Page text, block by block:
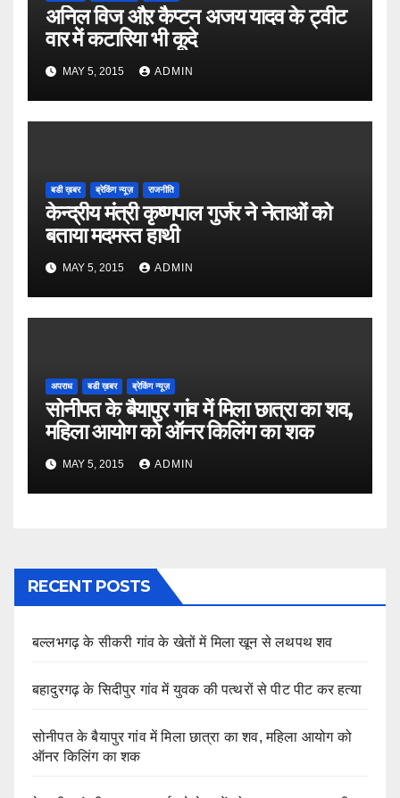
अनिल विज औऱ कैप्टन अजय यादव के ट्वीट
वार में कटारिया भी कूदे
MAY 5, 2015 ADMIN
बडी ख़बर ब्रेकिंग न्यूज़ राजनीति
केन्द्रीय मंत्री कृष्णपाल गुर्जर ने नेताओं को
बताया मदमस्त हाथी
MAY 5, 2015 ADMIN
अपराध बडी ख़बर ब्रेकिंग न्यूज़
सोनीपत के बैयापुर गांव में मिला छात्रा का शव,
महिला आयोग को ऑनर किलिंग का शक
MAY 5, 2015 ADMIN
RECENT POSTS
बल्लभगढ़ के सीकरी गांव के खेतों में मिला खून से लथपथ शव
बहादुरगढ़ के सिदीपुर गांव में युवक की पत्थरों से पीट पीट कर हत्या
सोनीपत के बैयापुर गांव में मिला छात्रा का शव, महिला आयोग को
ऑनर किलिंग का शक